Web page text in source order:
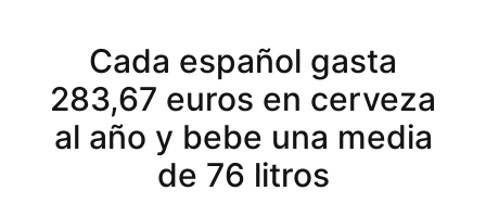
Cada español gasta
283,67 euros en cerveza
al año y bebe una media
de 76 litros